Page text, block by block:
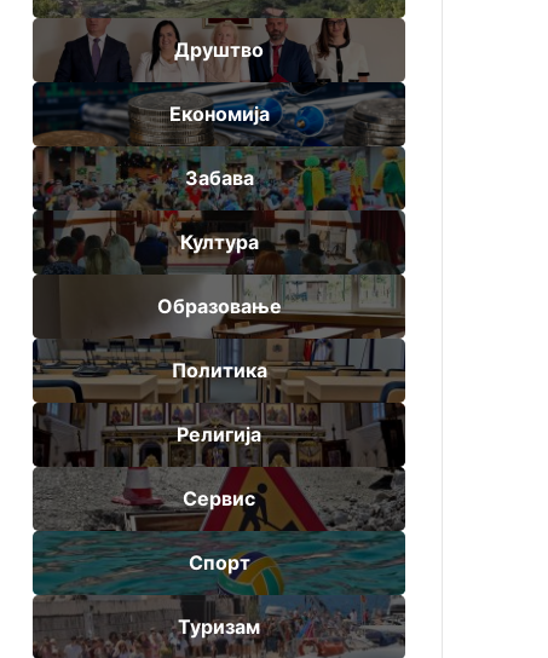
Друштво
Економија
Забава
Култура
Образовање
Политика
Религија
Сервис
Спорт
Туризам